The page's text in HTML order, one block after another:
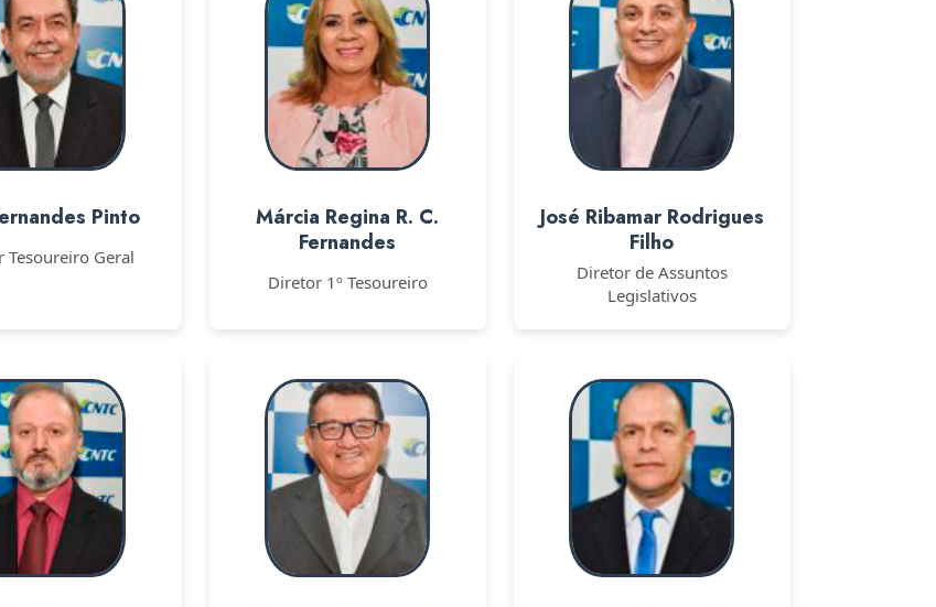
Pinto
Tesoureiro Geral
Márcia Regina R. C.
Fernandes
Diretor 1º Tesoureiro
José Ribamar Rodrigues
Filho
Diretor de Assuntos
Legislativos